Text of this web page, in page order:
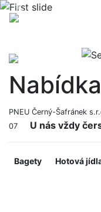
Previous
PNEU Černý-Šafránek
07
U nás vždy
Bagety Hotová